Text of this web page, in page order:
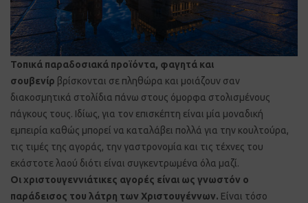
Τοπικά παραδοσιακά προϊόντα, φαγητά και
σουβενίρ βρίσκονται σε πληθώρα και μοιάζουν σαν
διακοσμητικά στολίδια πάνω στους όμορφα στολισμένους
πάγκους τους. Ιδίως, για τον επισκέπτη είναι μία μοναδική
εμπειρία καθώς μπορεί να καταλάβει πολλά για την κουλτούρα,
τις τιμές της αγοράς, την γαστρονομία και τις τέχνες του
εκάστοτε λαού διότι είναι συγκεντρωμένα όλα μαζί.
Οι χριστουγεννιάτικες αγορές είναι ως γνωστόν ο
παράδεισος του λάτρη των Χριστουγέννων. Είναι τόσο